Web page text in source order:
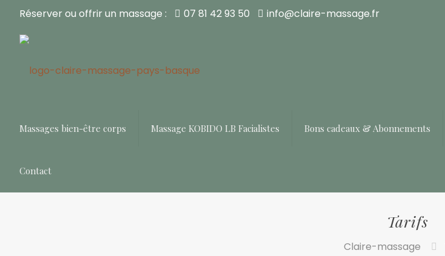
Réserver ou offrir un massage : 07 81 42 93 50 info@claire-massage.fr
Massages bien-être corps Massage KOBIDO LB Facialistes Bons cadeaux & Abonnements
Contact
Tarifs
Claire-massage